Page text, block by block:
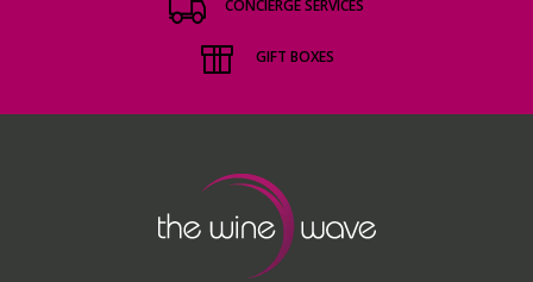
CONCIERGE SERVICES
GIFT BOXES